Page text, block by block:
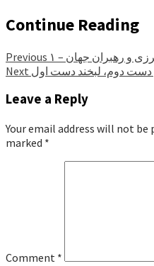
Continue Reading
Previous
و رهبران جهان – ۱
Next دست دوم، لبخند دست اول
Leave a Reply
Your email address will not be
marked *
Comment *